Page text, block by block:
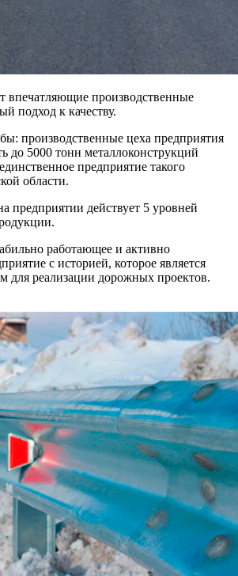
впечатляющие производственные
подход к качеству.
производственные цеха предприятия
до 5000 тонн металлоконструкций
предприятие такого
области.
предприятии действует 5 уровней
работающее и активно
с историей, которое является
для реализации дорожных проектов.